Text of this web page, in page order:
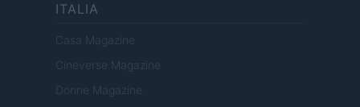
ITALIA
Casa Magazine
Cineverse Magazine
Donne Magazine